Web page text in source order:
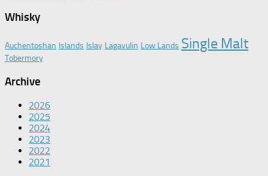
Whisky
Auchentoshan Islands Islay Lagavulin Low Lands Single Malt
Tobermory
Archive
2026
2025
2024
2023
2022
2021